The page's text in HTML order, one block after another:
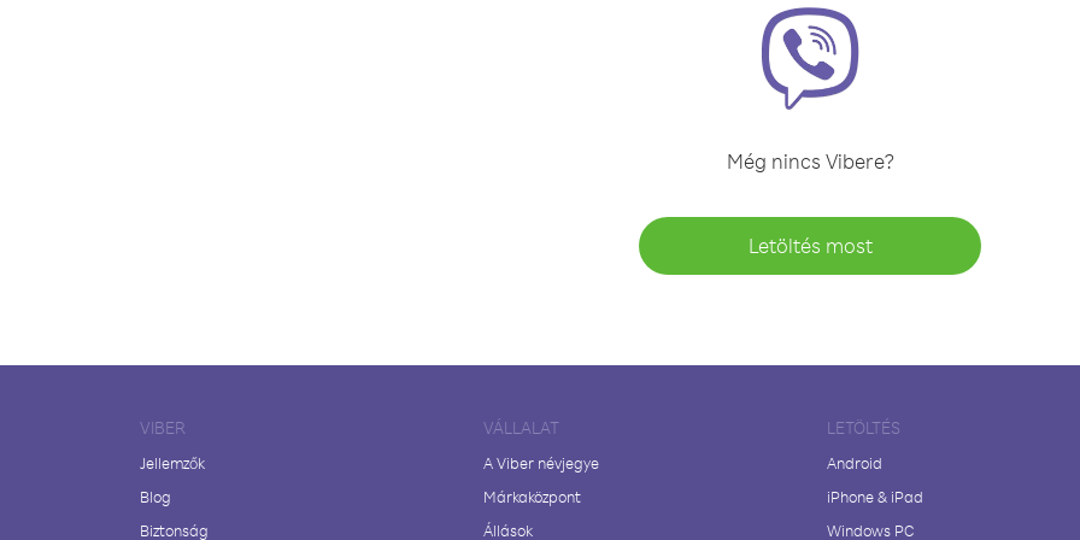
Még nincs Vibere?
Letöltés most
VIBER
Jellemzők
Blog
Biztonság
VÁLLALAT
A Viber névjegye
Márkaközpont
Állások
LETÖLTÉS
Android
iPhone & iPad
Windows PC